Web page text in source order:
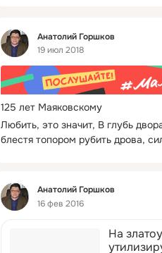
Фид
Анатолий Горшков
19 июл 2018
125 лет Маяковскому
Любить, это значит, В глубь
блестя топором рубить дрова,
Фид
Анатолий Горшков
16 фев 2016
На